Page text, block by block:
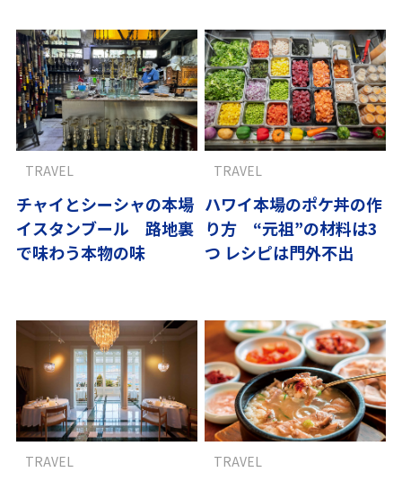
チャイとシーシャの本場
イスタンブール 路地裏
で味わう本物の味
TRAVEL
ハワイ本場のポケ丼の作
り方 “元祖”の材料は3
つ レシピは門外不出
TRAVEL
TRAVEL TRAVEL